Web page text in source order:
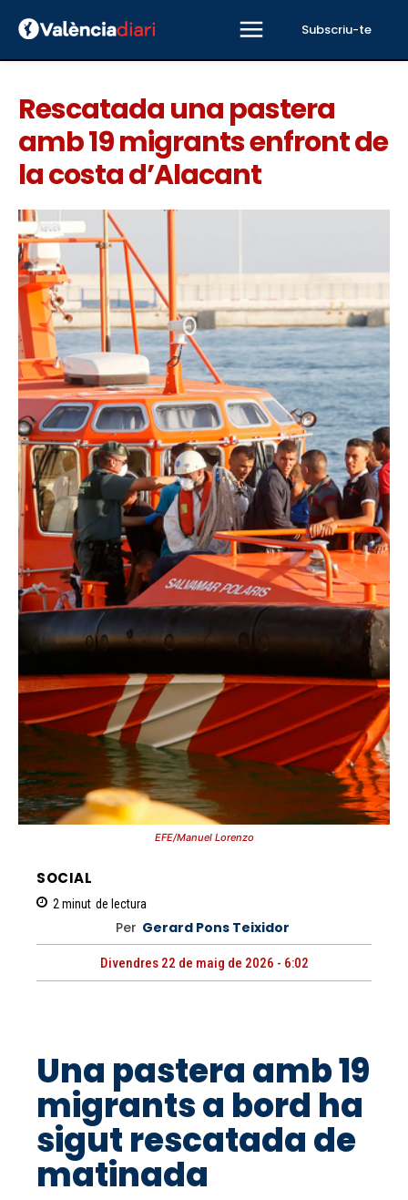
Subscriu-te
Rescatada una pastera
amb 19 migrants enfront de
la costa d’Alacant
EFE/Manuel Lorenzo
SOCIAL
2 minut de lectura
Per Gerard Pons Teixidor
Divendres 22 de maig de 2026 - 6:02
Una pastera amb 19
migrants a bord ha
sigut rescatada de
matinada